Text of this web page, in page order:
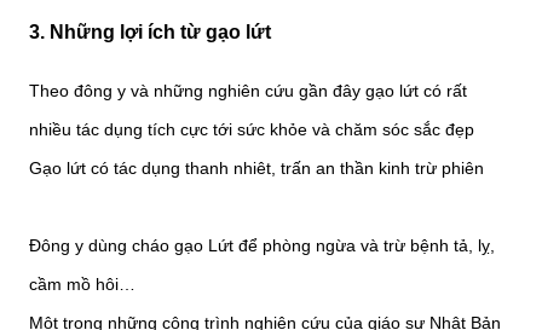
3. Những lợi ích từ gạo lứt
Theo đông y và những nghiên cứu gần đây gạo lứt có rất
nhiều tác dụng tích cực tới sức khỏe và chăm sóc sắc đẹp
Gạo lứt có tác dụng thanh nhiêt, trấn an thần kinh trừ phiên
Đông y dùng cháo gạo Lứt để phòng ngừa và trừ bệnh tả, lỵ,
cầm mồ hôi…
Một trong những công trình nghiên cứu của giáo sư Nhật Bản